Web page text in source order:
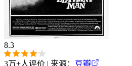
8.3
3万+人评价 | 来源： 豆瓣